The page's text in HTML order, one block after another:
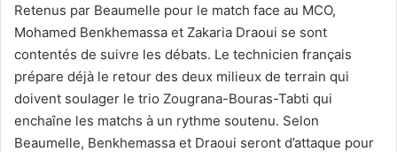
Retenus par Beaumelle pour le match face au MCO,
Mohamed Benkhemassa et Zakaria Draoui se sont
contentés de suivre les débats. Le technicien français
prépare déjà le retour des deux milieux de terrain qui
doivent soulager le trio Zougrana-Bouras-Tabti qui
enchaîne les matchs à un rythme soutenu. Selon
Beaumelle, Benkhemassa et Draoui seront d’attaque pour